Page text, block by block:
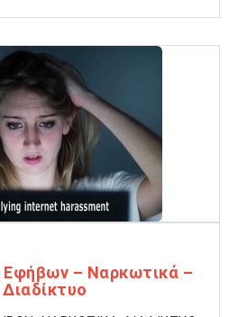
– Ναρκωτικά –
Διαδίκτυο